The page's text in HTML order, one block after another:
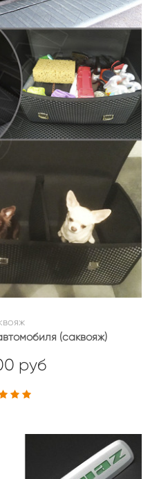
(саквояж)
руб